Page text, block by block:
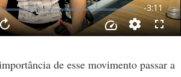
de esse movimento passar a